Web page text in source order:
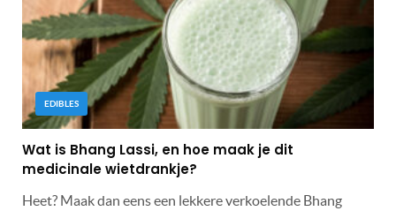
EDIBLES
Wat is Bhang Lassi, en hoe maak je dit
medicinale wietdrankje?
Heet? Maak dan eens een lekkere verkoelende Bhang